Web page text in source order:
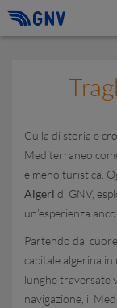
Culla di storia e
Mediterraneo
e meno turistica.
Algeri di GNV,
un’esperienza
Partendo dal
capitale algerina
lunghe traversate
navigazione, il